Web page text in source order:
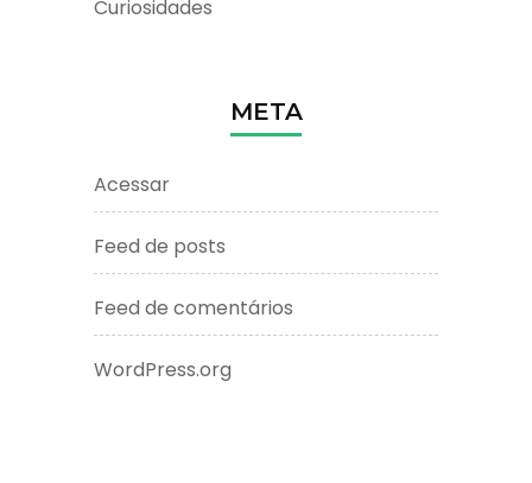
Curiosidades
META
Acessar
Feed de posts
Feed de comentários
WordPress.org